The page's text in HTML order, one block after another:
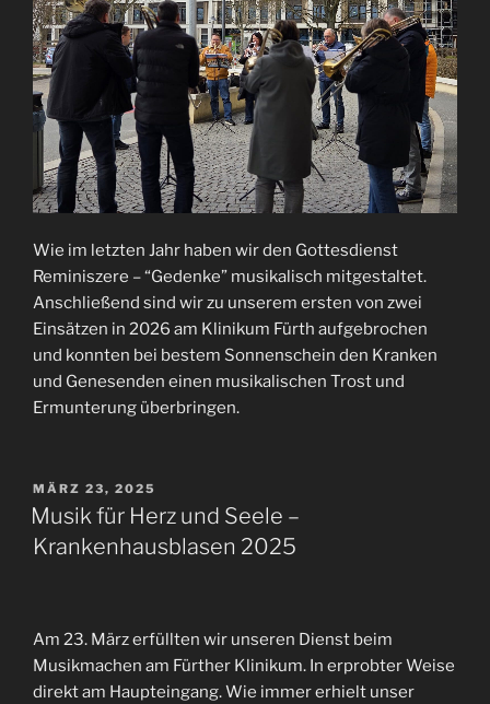
Wie im letzten Jahr haben wir den Gottesdienst
Reminiszere – “Gedenke” musikalisch mitgestaltet.
Anschließend sind wir zu unserem ersten von zwei
Einsätzen in 2026 am Klinikum Fürth aufgebrochen
und konnten bei bestem Sonnenschein den Kranken
und Genesenden einen musikalischen Trost und
Ermunterung überbringen.
VERÖFFENTLICHT
AM
MÄRZ 23, 2025
Musik für Herz und Seele –
Krankenhausblasen 2025
Am 23. März erfüllten wir unseren Dienst beim
Musikmachen am Fürther Klinikum. In erprobter Weise
direkt am Haupteingang. Wie immer erhielt unser